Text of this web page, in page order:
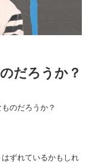
だろうか？
のだろうか？
ずれているかもしれ